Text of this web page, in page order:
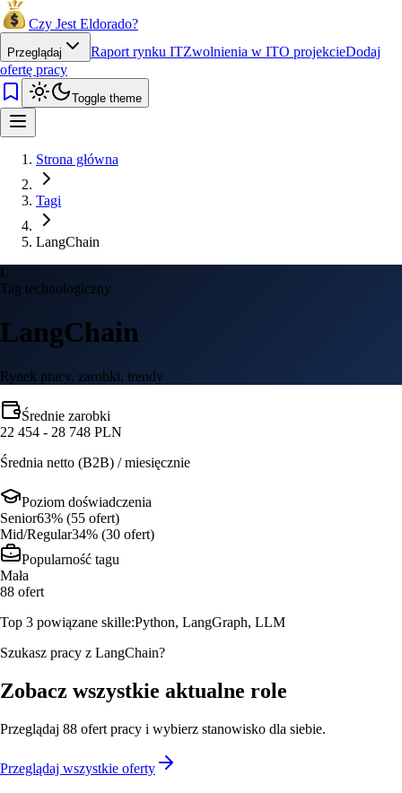
Czy Jest Eldorado?
Przeglądaj Raport rynku ITZwolnienia w ITO projekcieDodaj
ofertę pracy
Toggle theme
Strona główna
Tagi
LangChain
L
Tag technologiczny
LangChain
Rynek pracy, zarobki, trendy
Średnie zarobki
22 454 - 28 748 PLN
Średnia netto (B2B) / miesięcznie
Poziom doświadczenia
Senior63% (55 ofert)
Mid/Regular34% (30 ofert)
Popularność tagu
Mała
88 ofert
Top 3 powiązane skille:Python, LangGraph, LLM
Szukasz pracy z LangChain?
Zobacz wszystkie aktualne role
Przeglądaj 88 ofert pracy i wybierz stanowisko dla siebie.
Przeglądaj wszystkie oferty